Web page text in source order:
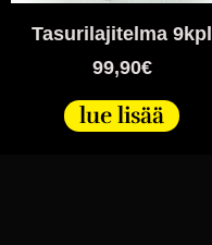
Tasurilajitelma 9kpl
99,90€
lue lisää